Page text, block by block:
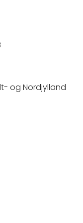
og Nordjylland